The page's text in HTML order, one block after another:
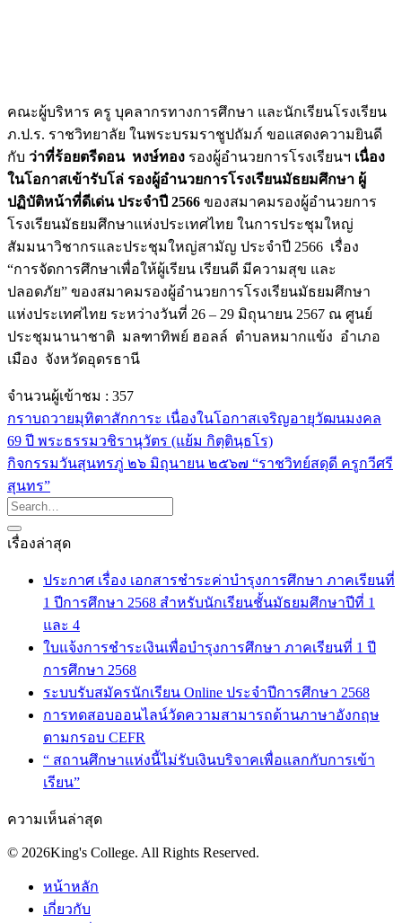
คณะผู้บริหาร ครู บุคลากรทางการศึกษา และนักเรียนโรงเรียน
ภ.ป.ร. ราชวิทยาลัย ในพระบรมราชูปถัมภ์ ขอแสดงความยินดี
กับ ว่าที่ร้อยตรีดอน หงษ์ทอง รองผู้อำนวยการโรงเรียนฯ เนื่อง
ในโอกาสเข้ารับโล่ รองผู้อำนวยการโรงเรียนมัธยมศึกษา ผู้
ปฏิบัติหน้าที่ดีเด่น ประจำปี 2566 ของสมาคมรองผู้อำนวยการ
โรงเรียนมัธยมศึกษาแห่งประเทศไทย ในการประชุมใหญ่
สัมมนาวิชากรและประชุมใหญ่สามัญ ประจำปี 2566 เรื่อง
“การจัดการศึกษาเพื่อให้ผู้เรียน เรียนดี มีความสุข และ
ปลอดภัย” ของสมาคมรองผู้อำนวยการโรงเรียนมัธยมศึกษา
แห่งประเทศไทย ระหว่างวันที่ 26 – 29 มิถุนายน 2567 ณ ศูนย์
ประชุมนานาชาติ มลฑาทิพย์ ฮอลล์ ตำบลหมากแข้ง อำเภอ
เมือง จังหวัดอุดรธานี
จำนวนผู้เข้าชม : 357
กราบถวายมุทิตาสักการะ เนื่องในโอกาสเจริญอายุวัฒนมงคล
69 ปี พระธรรมวชิรานุวัตร (แย้ม กิตฺตินฺธโร)
กิจกรรมวันสุนทรภู่ ๒๖ มิถุนายน ๒๕๖๗ “ราชวิทย์สดุดี ครูกวีศรี
สุนทร”
เรื่องล่าสุด
ประกาศ เรื่อง เอกสารชำระค่าบำรุงการศึกษา ภาคเรียนที่
1 ปีการศึกษา 2568 สำหรับนักเรียนชั้นมัธยมศึกษาปีที่ 1
และ 4
ใบแจ้งการชำระเงินเพื่อบำรุงการศึกษา ภาคเรียนที่ 1 ปี
การศึกษา 2568
ระบบรับสมัครนักเรียน Online ประจำปีการศึกษา 2568
การทดสอบออนไลน์วัดความสามารถด้านภาษาอังกฤษ
ตามกรอบ CEFR
“ สถานศึกษาแห่งนี้ไม่รับเงินบริจาคเพื่อแลกกับการเข้า
เรียน”
ความเห็นล่าสุด
© 2026King's College. All Rights Reserved.
หน้าหลัก
เกี่ยวกับ